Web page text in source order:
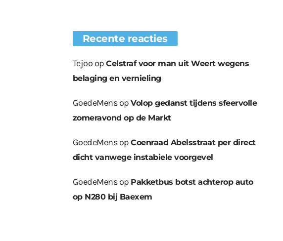
Recente reacties
Tejoo opCelstraf voor man uit Weert wegens
belaging en vernieling
GoedeMensopVolop gedanst tijdens sfeervolle
zomeravond op de Markt
GoedeMensopCoenraad Abelsstraat per direct
dicht vanwege instabiele voorgevel
GoedeMensop Pakketbus botst achterop auto
op N280 bij Baexem